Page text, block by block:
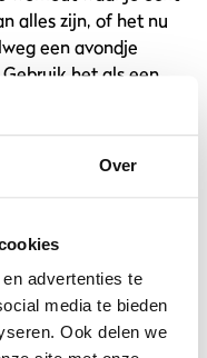
Over
advertenties te
media te bieden
Ook delen we
alles zijn, of het nu
een avondje
het als een
sporten het laatste
goed is voor je
Ontdek
omgeving
in de rug nodig om